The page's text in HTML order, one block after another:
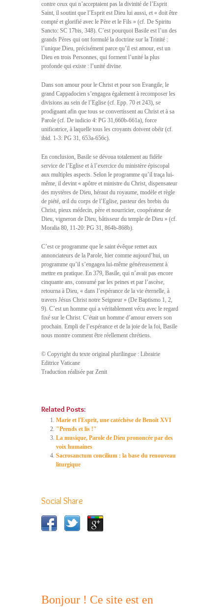
contre ceux qui n’acceptaient pas la divinité de l’Esprit
Saint, il soutint que l’Esprit est Dieu lui aussi, et « doit être
compté et glorifié avec le Père et le Fils » (cf. De Spiritu
Sancto: SC 17bis, 348). C’est pourquoi Basile est l’un des
grands Pères qui ont formulé la doctrine sur la Trinité :
l’unique Dieu, précisément parce qu’il est amour, est un
Dieu en trois Personnes, qui forment l’unité la plus
profonde qui existe : l’unité divine.
Dans son amour pour le Christ et pour son Evangile, le
grand Cappadocien s’engagea également à recomposer les
divisions au sein de l’Eglise (cf. Epp. 70 et 243), se
prodiguant afin que tous se convertissent au Christ et à sa
Parole (cf. De iudicio 4: PG 31,660b-661a), force
unificatrice, à laquelle tous les croyants doivent obéir (cf.
ibid. 1-3: PG 31, 653a-656c).
En conclusion, Basile se dévoua totalement au fidèle
service de l’Eglise et à l’exercice du ministère épiscopal
aux multiples aspects. Selon le programme qu’il traça lui-
même, il devint « apôtre et ministre du Christ, dispensateur
des mystères de Dieu, héraut du royaume, modèle et règle
de piété, œil du corps de l’Eglise, pasteur des brebis du
Christ, pieux médecin, père et nourricier, coopérateur de
Dieu, vigneron de Dieu, bâtisseur du temple de Dieu » (cf.
Moralia 80, 11-20: PG 31, 864b-868b).
C’est ce programme que le saint évêque remet aux
annonciateurs de la Parole, hier comme aujourd’hui, un
programme qu’il s’engagea lui-même généreusement à
mettre en pratique. En 379, Basile, qui n’avait pas encore
cinquante ans, consumé par les peines et par l’ascèse,
retourna à Dieu, « dans l’espérance de la vie éternelle, à
travers Jésus Christ notre Seigneur » (De Baptismo 1, 2,
9). C’est un homme qui a véritablement vécu avec le regard
fixé sur le Christ. C’était un homme d’amour envers son
prochain. Empli de l’espérance et de la joie de la foi, Basile
nous montre comment être réellement chrétiens.
© Copyright du texte original plurilingue : Librairie
Editrice Vaticane
Traduction réalisée par Zenit
Related Posts:
Marie et l'Esprit, une catéchèse de Benoît XVI
"Prends et lis !"
La musique, Parole de Dieu prononcée par des
voix humaines
Sacrosanctum concilium : la base du renouveau
liturgique
Social Share
Bonjour ! Ce site est en